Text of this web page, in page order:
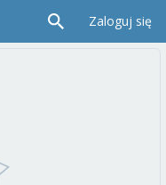
Zaloguj się